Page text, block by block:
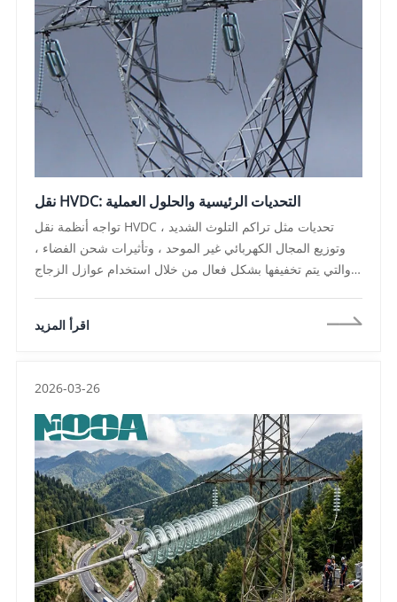
نقل HVDC: التحديات الرئيسية والحلول العملية
تواجه أنظمة نقل HVDC تحديات مثل تراكم التلوث الشديد ،
وتوزيع المجال الكهربائي غير الموحد ، وتأثيرات شحن الفضاء ،
والتي يتم تخفيفها بشكل فعال من خلال استخدام عوازل الزجاج
اقرأ المزيد
2026-03-26